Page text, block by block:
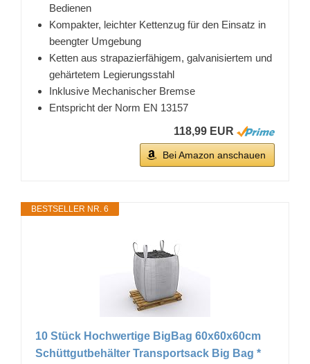
Bedienen
Kompakter, leichter Kettenzug für den Einsatz in
beengter Umgebung
Ketten aus strapazierfähigem, galvanisiertem und
gehärtetem Legierungsstahl
Inklusive Mechanischer Bremse
Entspricht der Norm EN 13157
118,99 EUR
Bei Amazon anschauen
BESTSELLER NR. 6
10 Stück Hochwertige BigBag 60x60x60cm
Schüttgutbehälter Transportsack Big Bag *